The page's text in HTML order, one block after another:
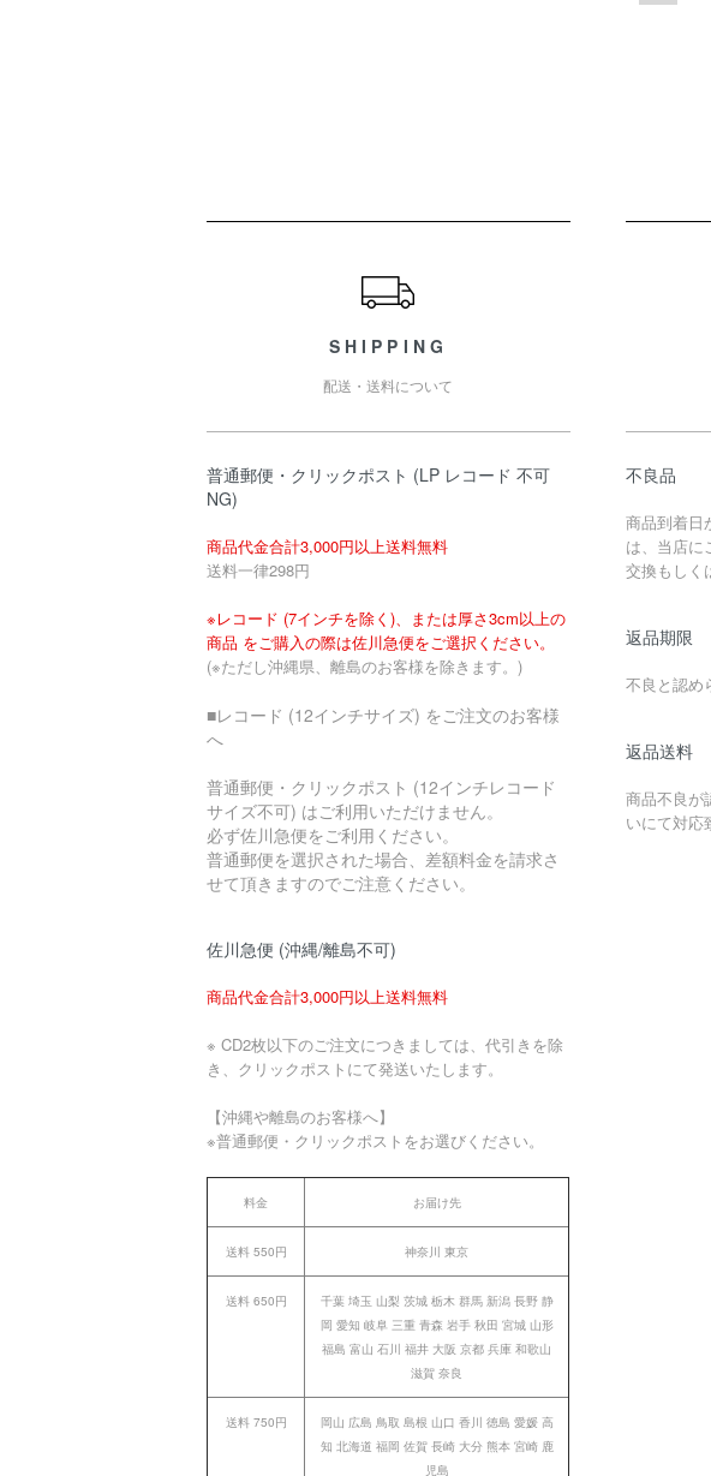
SHIPPING
配送・送料について
普通郵便・クリックポスト (LP レコード 不可
NG)
商品代金合計3,000円以上送料無料
送料一律298円
※レコード (7インチを除く)、または厚さ3cm以上の
商品 をご購入の際は佐川急便をご選択ください。
(※ただし沖縄県、離島のお客様を除きます。)
■レコード (12インチサイズ) をご注文のお客様
へ
普通郵便・クリックポスト (12インチレコード
サイズ不可) はご利用いただけません。
必ず佐川急便をご利用ください。
普通郵便を選択された場合、差額料金を請求さ
せて頂きますのでご注意ください。
佐川急便 (沖縄/離島不可)
商品代金合計3,000円以上送料無料
※ CD2枚以下のご注文につきましては、代引きを除
き、クリックポストにて発送いたします。
【沖縄や離島のお客様へ】
※普通郵便・クリックポストをお選びください。
料金 お届け先
送料 550円 神奈川 東京
送料 650円
千葉 埼玉 山梨 茨城 栃木 群馬 新潟 長野 静
岡 愛知 岐阜 三重 青森 岩手 秋田 宮城 山形
福島 富山 石川 福井 大阪 京都 兵庫 和歌山
滋賀 奈良
送料 750円
岡山 広島 鳥取 島根 山口 香川 徳島 愛媛 高
知 北海道 福岡 佐賀 長崎 大分 熊本 宮崎 鹿
児島
不良品
商品到着日
は、当店に
交換もしく
返品期限
不良と認め
返品送料
商品不良が
いにて対応